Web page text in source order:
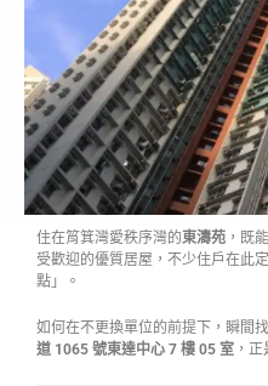
住在筲箕灣愛秩序灣的東濤苑 ，既
受歡迎的優質居屋，不少住戶在此
點」。
如何在不更換單位的前提下，瞬間
道 1065 號東達中心 7 樓 05 室 ，